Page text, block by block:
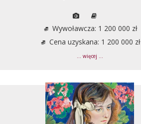
Wywoławcza: 1 200 000 zł
Cena uzyskana: 1 200 000 zł
... więcej ...